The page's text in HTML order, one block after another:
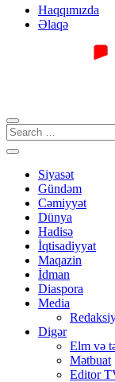
Haqqımızda
Əlaqə
Siyasət
Gündəm
Cəmiyyət
Dünya
Hadisə
İqtisadiyyat
Maqazin
İdman
Diaspora
Media
Digər
Elm və
Mətbuat
Editor